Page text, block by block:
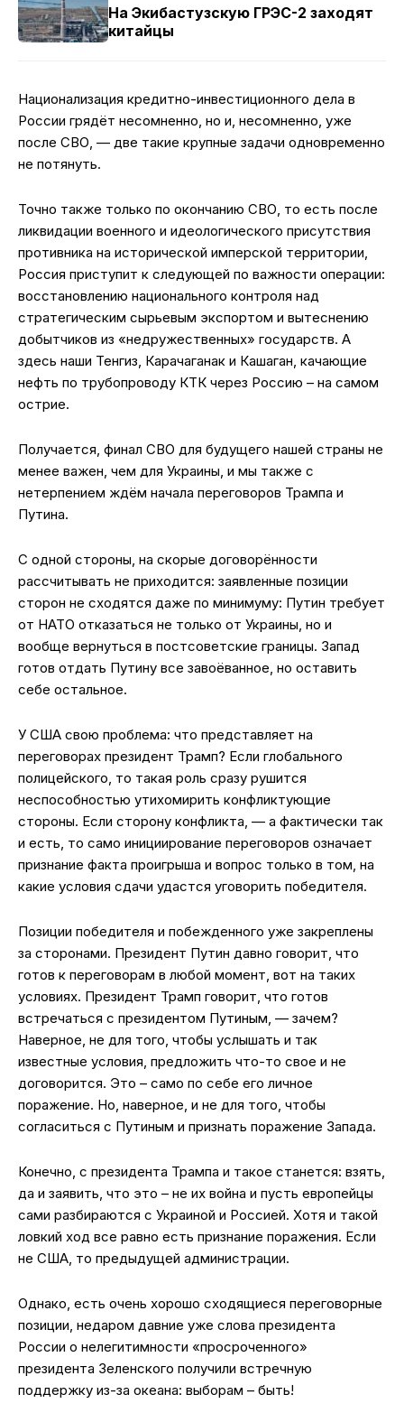
На Экибастузскую ГРЭС-2 заходят
китайцы
Национализация кредитно-инвестиционного дела в
России грядёт несомненно, но и, несомненно, уже
после СВО, — две такие крупные задачи одновременно
не потянуть.
Точно также только по окончанию СВО, то есть после
ликвидации военного и идеологического присутствия
противника на исторической имперской территории,
Россия приступит к следующей по важности операции:
восстановлению национального контроля над
стратегическим сырьевым экспортом и вытеснению
добытчиков из «недружественных» государств. А
здесь наши Тенгиз, Карачаганак и Кашаган, качающие
нефть по трубопроводу КТК через Россию – на самом
острие.
Получается, финал СВО для будущего нашей страны не
менее важен, чем для Украины, и мы также с
нетерпением ждём начала переговоров Трампа и
Путина.
С одной стороны, на скорые договорённости
рассчитывать не приходится: заявленные позиции
сторон не сходятся даже по минимуму: Путин требует
от НАТО отказаться не только от Украины, но и
вообще вернуться в постсоветские границы. Запад
готов отдать Путину все завоёванное, но оставить
себе остальное.
У США свою проблема: что представляет на
переговорах президент Трамп? Если глобального
полицейского, то такая роль сразу рушится
неспособностью утихомирить конфликтующие
стороны. Если сторону конфликта, — а фактически так
и есть, то само инициирование переговоров означает
признание факта проигрыша и вопрос только в том, на
какие условия сдачи удастся уговорить победителя.
Позиции победителя и побежденного уже закреплены
за сторонами. Президент Путин давно говорит, что
готов к переговорам в любой момент, вот на таких
условиях. Президент Трамп говорит, что готов
встречаться с президентом Путиным, — зачем?
Наверное, не для того, чтобы услышать и так
известные условия, предложить что-то свое и не
договорится. Это – само по себе его личное
поражение. Но, наверное, и не для того, чтобы
согласиться с Путиным и признать поражение Запада.
Конечно, с президента Трампа и такое станется: взять,
да и заявить, что это – не их война и пусть европейцы
сами разбираются с Украиной и Россией. Хотя и такой
ловкий ход все равно есть признание поражения. Если
не США, то предыдущей администрации.
Однако, есть очень хорошо сходящиеся переговорные
позиции, недаром давние уже слова президента
России о нелегитимности «просроченного»
президента Зеленского получили встречную
поддержку из-за океана: выборам – быть!